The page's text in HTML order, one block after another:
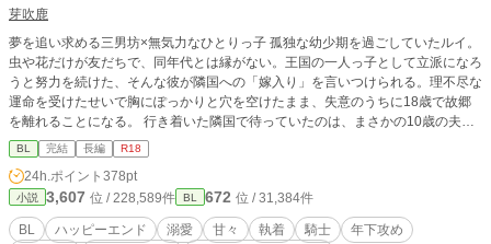
芽吹鹿
夢を追い求める三男坊×無気力なひとりっ子 孤独な幼少期を過ごしていたルイ。
虫や花だけが友だちで、同年代とは縁がない。王国の一人っ子として立派になろ
うと努力を続けた、そんな彼が隣国への「嫁入り」を言いつけられる。理不尽な
運命を受けたせいで胸にぽっかりと穴を空けたまま、失意のうちに18歳で故郷
を離れることになる。 行き着いた隣国で待っていたのは、まさかの10歳の夫と
なる王子だった、、、、 8歳差。※性描写は成長してから（およそ35、36話目
から）となります
BL 完結 長編 R18
24h.ポイント 378pt
小説 3,607 位 / 228,589件 BL 672 位 / 31,384件
BL ハッピーエンド 溺愛 甘々 執着 騎士
年下攻め